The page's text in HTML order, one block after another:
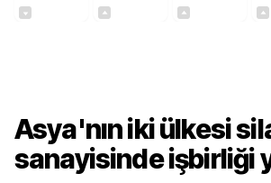
Asya'nın iki ülkesi
sanayisinde işbirliği